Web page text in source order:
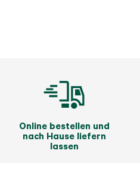
Online bestellen und
nach Hause liefern
lassen